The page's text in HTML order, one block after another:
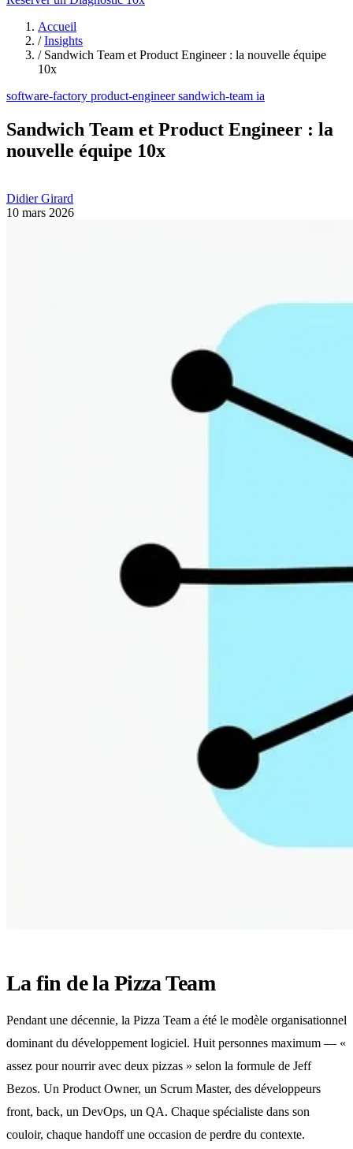
Accueil
/ Insights
/ Sandwich Team et Product Engineer : la nouvelle équipe
10x
software-factory product-engineersandwich-team ia
Sandwich Team et Product Engineer : la
nouvelle équipe 10x
Didier Girard
10 mars 2026
La fin de la Pizza Team
Pendant une décennie, la Pizza Team a été le modèle organisationnel
dominant du développement logiciel. Huit personnes maximum — «
assez pour nourrir avec deux pizzas » selon la formule de Jeff
Bezos. Un Product Owner, un Scrum Master, des développeurs
front, back, un DevOps, un QA. Chaque spécialiste dans son
couloir, chaque handoff une occasion de perdre du contexte.